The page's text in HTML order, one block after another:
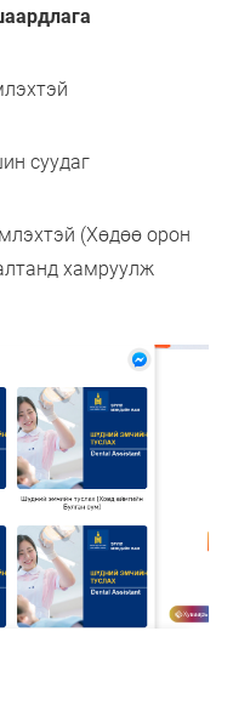
суудаг
(Хөдөө орон
хамруулж